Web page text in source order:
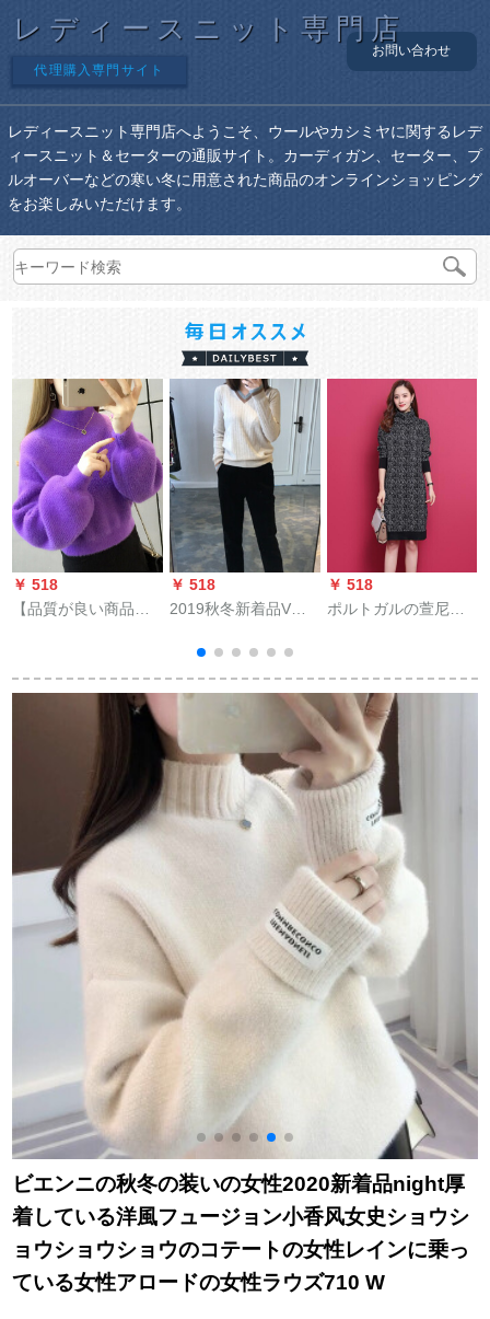
レディースニット専門店
代理購入専門サイト
お問い合わせ
レディースニット専門店へようこそ、ウールやカシミヤに関するレデ
ィースニット＆セーターの通販サイト。カーディガン、セーター、プ
ルオーバーなどの寒い冬に用意された商品のオンラインショッピング
をお楽しみいただけます。
￥ 518
【品質が良い商品
レイム女子秋冬新作
2019加厚ゆるのニュ
￥ 518
2019秋冬新着品Vネ
ジックジック。
￥ 518
ポルトガルの萱尼の
厚いろはリングが膝
を越えたテネットネ
ットのテート1216黒
XL
ビエンニの秋冬の装いの女性2020新着品night厚
着している洋風フュージョン小香风女史ショウシ
ョウショウショウのコテートの女性レインに乗っ
ている女性アロードの女性ラウズ710 W